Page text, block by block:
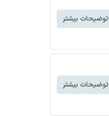
توضیحات بیشتر
توضیحات بیشتر